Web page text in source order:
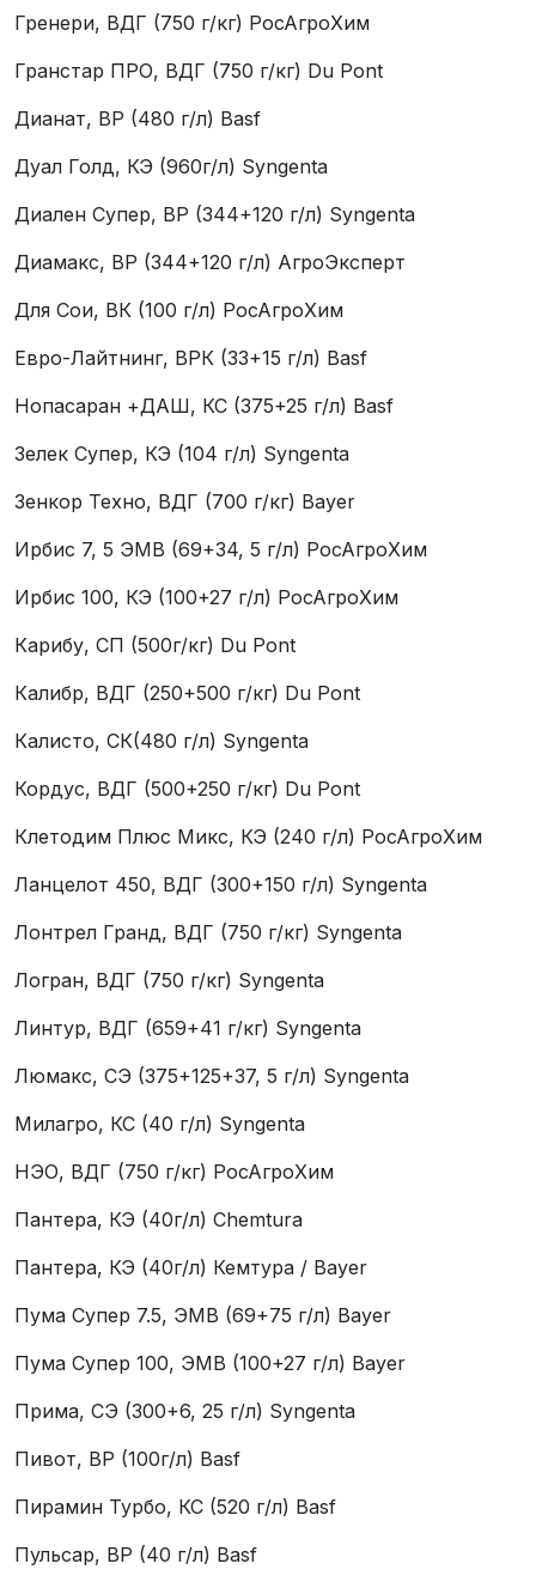
Гренери, ВДГ (750 г/кг) РосАгроХим
Гранстар ПРО, ВДГ (750 г/кг) Du Pont
Дианат, ВР (480 г/л) Basf
Дуал Голд, КЭ (960г/л) Syngentа
Диален Супер, ВР (344+120 г/л) Syngentа
Диамакс, ВР (344+120 г/л) АгроЭксперт
Для Сои, ВК (100 г/л) РосАгроХим
Евро-Лайтнинг, ВРК (33+15 г/л) Basf
Нопасаран +ДАШ, КС (375+25 г/л) Basf
Зелек Супер, КЭ (104 г/л) Syngentа
Зенкор Техно, ВДГ (700 г/кг) Bayer
Ирбис 7, 5 ЭМВ (69+34, 5 г/л) РосАгроХим
Ирбис 100, КЭ (100+27 г/л) РосАгроХим
Карибу, СП (500г/кг) Du Pont
Калибр, ВДГ (250+500 г/кг) Du Pont
Калисто, СК(480 г/л) Syngentа
Кордус, ВДГ (500+250 г/кг) Du Pont
Клетодим Плюс Микс, КЭ (240 г/л) РосАгроХим
Ланцелот 450, ВДГ (300+150 г/л) Syngentа
Лонтрел Гранд, ВДГ (750 г/кг) Syngentа
Логран, ВДГ (750 г/кг) Syngentа
Линтур, ВДГ (659+41 г/кг) Syngentа
Люмакс, СЭ (375+125+37, 5 г/л) Syngentа
Милагро, КС (40 г/л) Syngentа
НЭО, ВДГ (750 г/кг) РосАгроХим
Пантера, КЭ (40г/л) Chemtura
Пантера, КЭ (40г/л) Кемтура / Bayer
Пума Супер 7.5, ЭМВ (69+75 г/л) Bayer
Пума Супер 100, ЭМВ (100+27 г/л) Bayer
Прима, СЭ (300+6, 25 г/л) Syngentа
Пивот, ВР (100г/л) Basf
Пирамин Турбо, КС (520 г/л) Basf
Пульсар, ВР (40 г/л) Basf